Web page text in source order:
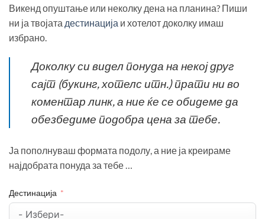
Викенд опуштање или неколку дена на планина? Пиши
ни ја твојата дестинација и хотелот доколку имаш
избрано.
Доколку си видел понуда на некој друг
сајт (букинг, хотелс итн.) прати ни во
коментар линк, а ние ќе се обидеме да
обезбедиме подобра цена за тебе.
Ја пополнуваш формата подолу, а ние ја креираме
најдобрата понуда за тебе …
Дестинација